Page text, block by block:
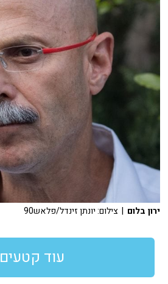
ירון בלום | צילום: יונתן זינדל/פלאש90
עוד קטעים